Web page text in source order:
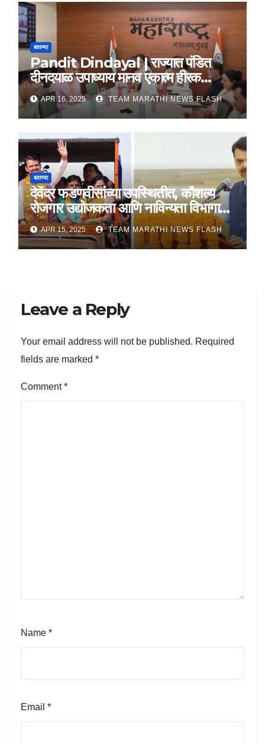
बातम्या
Pandit Dindayal | राज्यात पंडित
दीनदयाळ उपाध्याय मानव एकात्म हीरक
महोत्सव, 22-25 दरम्यान होणार साजरा
APR 16, 2025 TEAM MARATHI NEWS FLASH
बातम्या
देवेंद्र फडणवीसांच्या उपस्थितीत, कौशल्य
रोजगार उद्योजकता आणि नाविन्यता विभागाचे
तीन सामंजस्य करार
APR 15, 2025 TEAM MARATHI NEWS FLASH
Leave a Reply
Your email address will not be published. Required
fields are marked *
Comment*
Name *
Email *